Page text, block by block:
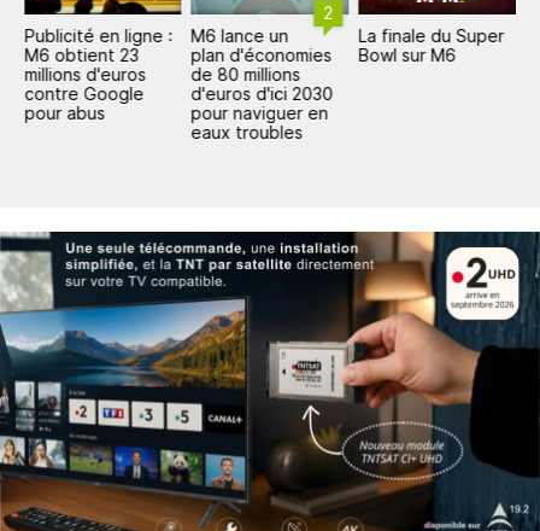
Publicité en ligne :
M6 obtient 23
millions d'euros
contre Google
pour abus
2
M6 lance un
plan d'économies
de 80 millions
d'euros d'ici 2030
pour naviguer en
eaux troubles
La finale du Super
Bowl sur M6